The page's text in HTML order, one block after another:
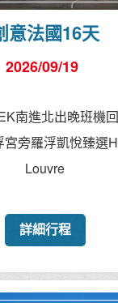
意法國16天
2026/09/19
南進北出晚班機
宮旁羅浮凱悅臻選
Louvre
詳細行程